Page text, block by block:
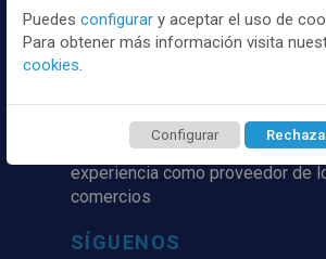
Distribuidor y mayorista textil de
marcaas de ropa y
mercado, marcas tanto
internacionales. Más de 25 años
experiencia como proveedor de
comercios
SÍGUENOS
Puedes configurar y aceptar el uso de
Para obtener más información visita
cookies.
Configurar